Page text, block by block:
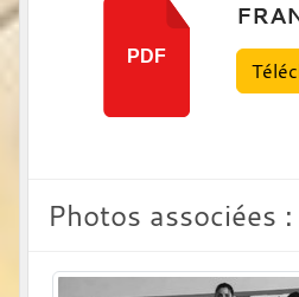
PDF
Photos associées